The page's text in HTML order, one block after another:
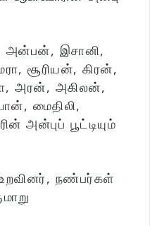
இசானி,
சூரியன், கிரன்,
அரன், அகிலன்,
மைதிலி,
அன்புப் பூட்டியும்
நண்பர்கள்